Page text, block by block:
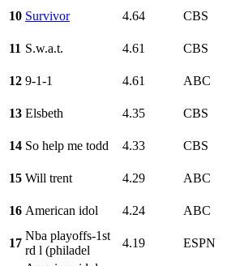
10 Survivor 4.64 CBS
11 S.w.a.t. 4.61 CBS
12 9-1-1 4.61 ABC
13 Elsbeth 4.35 CBS
14 So help me todd 4.33 CBS
15 Will trent 4.29 ABC
16 American idol 4.24 ABC
17
Nba playoffs-1st
rd l (philadel
4.19 ESPN